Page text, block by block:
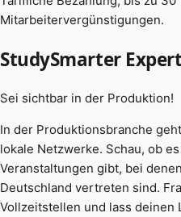
Mitarbeitervergünstigungen.
StudySmarter
Sei sichtbar in der Produktion!
In der Produktionsbranche
lokale Netzwerke. Schau, ob
Veranstaltungen gibt, bei
Deutschland vertreten sind.
Vollzeitstellen und lass deinen